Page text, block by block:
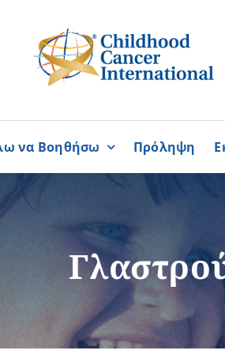
να Βοηθήσω
ΓΙΝΟΜΑΙ
Περισσότερα
Πρόληψη